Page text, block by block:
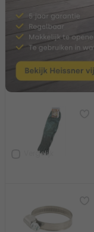
Vergelijk